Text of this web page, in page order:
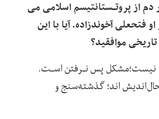
از پروتـستانتیسم‌ اسلامی‌ می
فتحعلی آخوندزاده. آیا با این
موافقید؟
پس نـرفتن اسـت.
اند؛ گذشته‌سنج و